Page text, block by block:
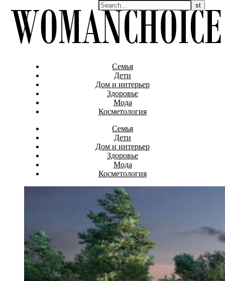
Семья
Дети
Дом и интерьер
Здоровье
Мода
Косметология
Семья
Дети
Дом и интерьер
Здоровье
Мода
Косметология